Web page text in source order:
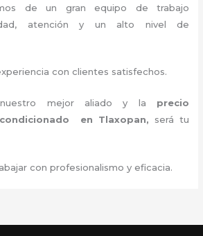
de un gran equipo de trabajo
atención y un alto nivel de
con clientes satisfechos.
mejor aliado y la precio
en Tlaxopan, será tu
con profesionalismo y eficacia.